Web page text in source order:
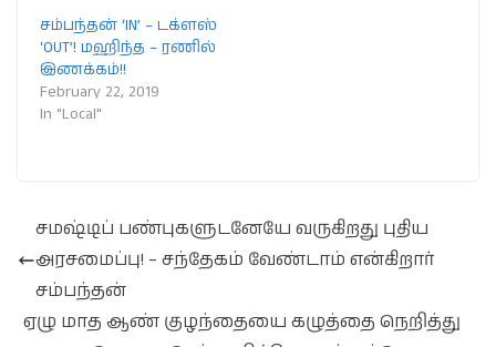
சம்பந்தன் ‘IN’ – டக்ளஸ்
‘OUT’! மஹிந்த – ரணில்
இணக்கம்!!
February 22, 2019
In "Local"
சமஷ்டிப் பண்புகளுடனேயே வருகிறது புதிய
அரசமைப்பு! – சந்தேகம் வேண்டாம் என்கிறார்
சம்பந்தன்
ஏழு மாத ஆண் குழந்தையை கழுத்தை நெறித்து